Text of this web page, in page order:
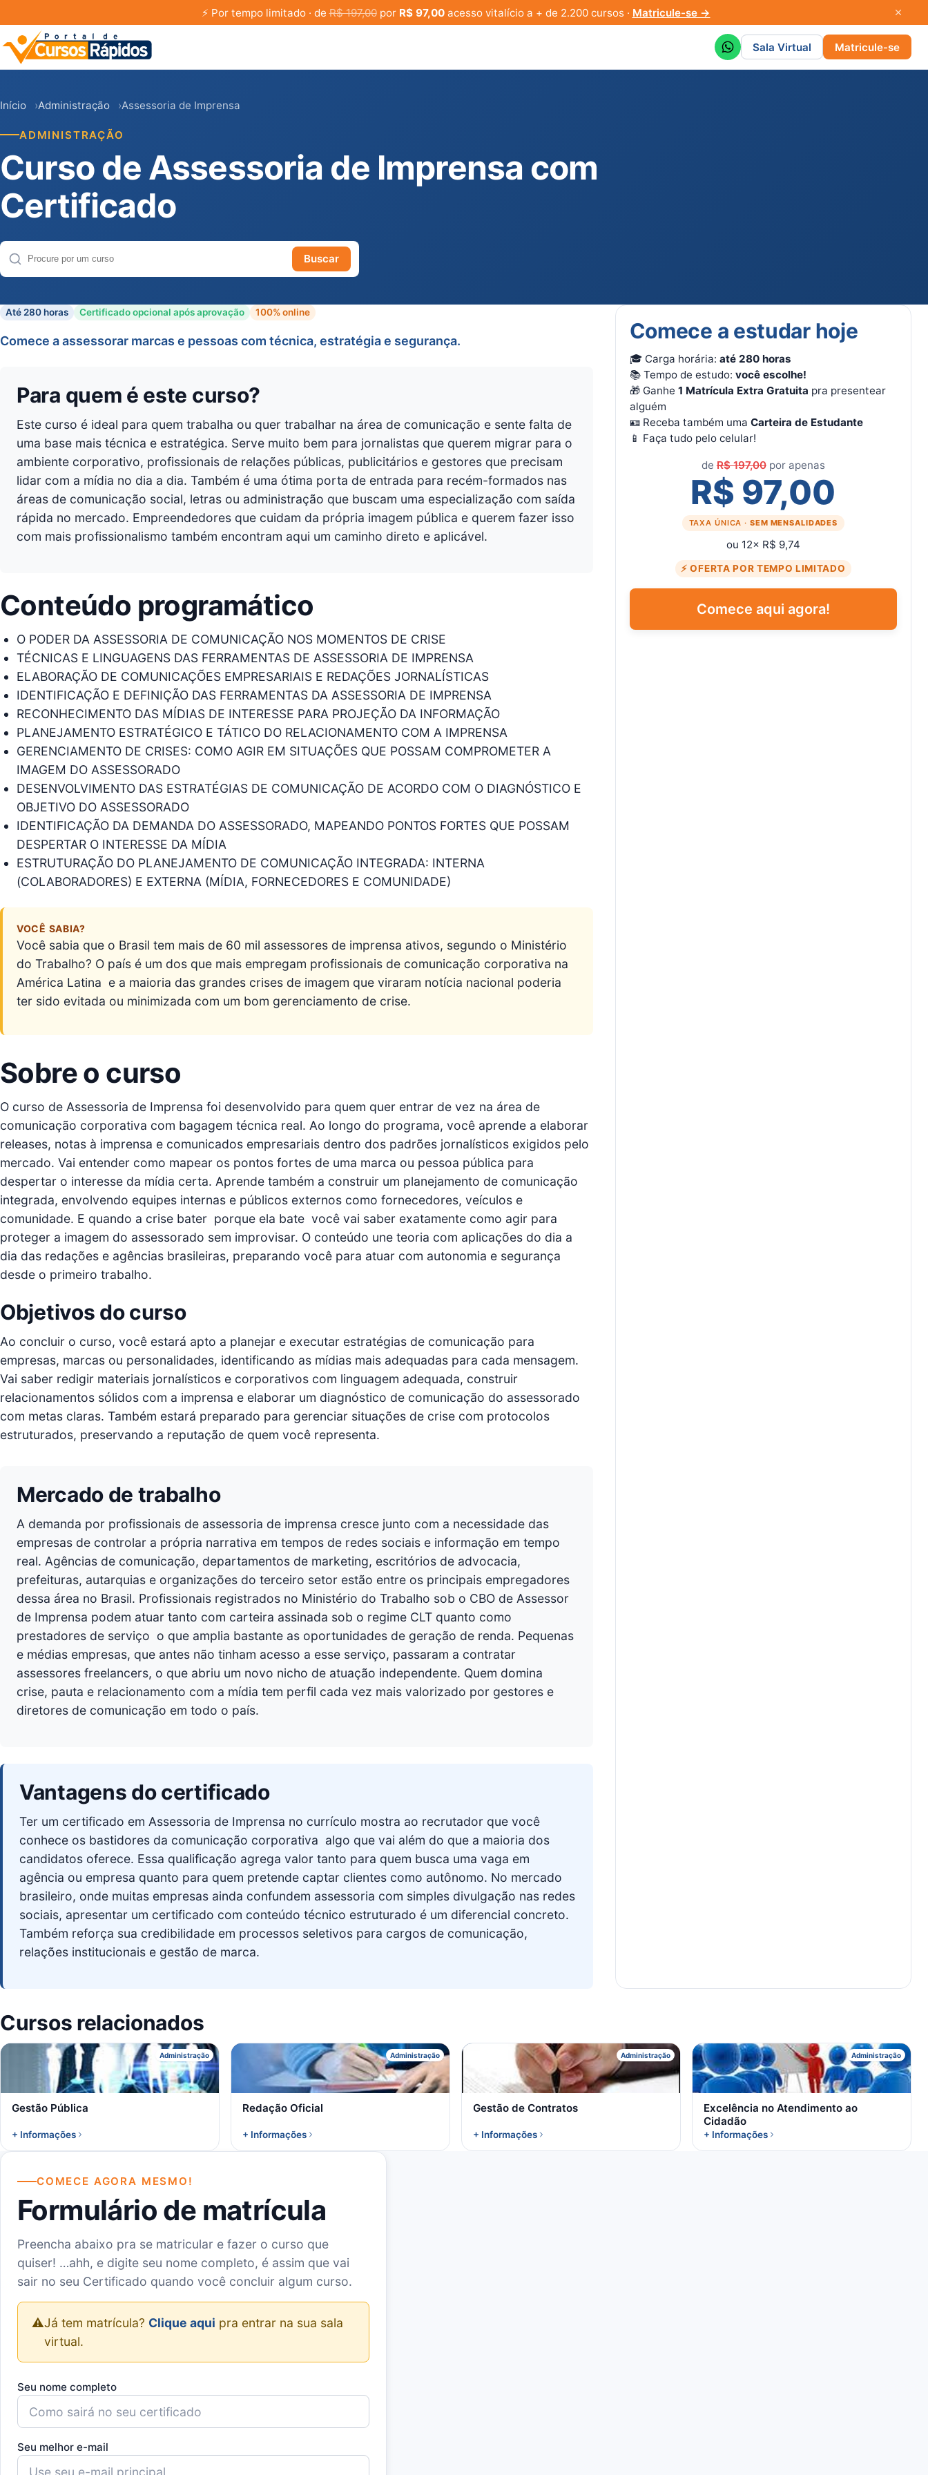
⚡ Por tempo limitado · deR$ 197,00por R$ 97,00acesso vitalício a + de 2.200 cursos · Matricule-se →
Sala Virtual Matricule-se
Início Administração Assessoria de Imprensa
ADMINISTRAÇÃO
Curso de Assessoria de Imprensa com
Certificado
Buscar cursos
Buscar
Até 280 horas Certificado opcional após aprovação 100% online
Comece a assessorar marcas e pessoas com técnica, estratégia e segurança.
Para quem é este curso?
Este curso é ideal para quem trabalha ou quer trabalhar na área de comunicação e sente falta de
uma base mais técnica e estratégica. Serve muito bem para jornalistas que querem migrar para o
ambiente corporativo, profissionais de relações públicas, publicitários e gestores que precisam
lidar com a mídia no dia a dia. Também é uma ótima porta de entrada para recém-formados nas
áreas de comunicação social, letras ou administração que buscam uma especialização com saída
rápida no mercado. Empreendedores que cuidam da própria imagem pública e querem fazer isso
com mais profissionalismo também encontram aqui um caminho direto e aplicável.
Conteúdo programático
O PODER DA ASSESSORIA DE COMUNICAÇÃO NOS MOMENTOS DE CRISE
TÉCNICAS E LINGUAGENS DAS FERRAMENTAS DE ASSESSORIA DE IMPRENSA
ELABORAÇÃO DE COMUNICAÇÕES EMPRESARIAIS E REDAÇÕES JORNALÍSTICAS
IDENTIFICAÇÃO E DEFINIÇÃO DAS FERRAMENTAS DA ASSESSORIA DE IMPRENSA
RECONHECIMENTO DAS MÍDIAS DE INTERESSE PARA PROJEÇÃO DA INFORMAÇÃO
PLANEJAMENTO ESTRATÉGICO E TÁTICO DO RELACIONAMENTO COM A IMPRENSA
GERENCIAMENTO DE CRISES: COMO AGIR EM SITUAÇÕES QUE POSSAM COMPROMETER A
IMAGEM DO ASSESSORADO
DESENVOLVIMENTO DAS ESTRATÉGIAS DE COMUNICAÇÃO DE ACORDO COM O DIAGNÓSTICO E
OBJETIVO DO ASSESSORADO
IDENTIFICAÇÃO DA DEMANDA DO ASSESSORADO, MAPEANDO PONTOS FORTES QUE POSSAM
DESPERTAR O INTERESSE DA MÍDIA
ESTRUTURAÇÃO DO PLANEJAMENTO DE COMUNICAÇÃO INTEGRADA: INTERNA
(COLABORADORES) E EXTERNA (MÍDIA, FORNECEDORES E COMUNIDADE)
VOCÊ SABIA?
Você sabia que o Brasil tem mais de 60 mil assessores de imprensa ativos, segundo o Ministério
do Trabalho? O país é um dos que mais empregam profissionais de comunicação corporativa na
América Latina  e a maioria das grandes crises de imagem que viraram notícia nacional poderia
ter sido evitada ou minimizada com um bom gerenciamento de crise.
Sobre o curso
O curso de Assessoria de Imprensa foi desenvolvido para quem quer entrar de vez na área de
comunicação corporativa com bagagem técnica real. Ao longo do programa, você aprende a elaborar
releases, notas à imprensa e comunicados empresariais dentro dos padrões jornalísticos exigidos pelo
mercado. Vai entender como mapear os pontos fortes de uma marca ou pessoa pública para
despertar o interesse da mídia certa. Aprende também a construir um planejamento de comunicação
integrada, envolvendo equipes internas e públicos externos como fornecedores, veículos e
comunidade. E quando a crise bater  porque ela bate  você vai saber exatamente como agir para
proteger a imagem do assessorado sem improvisar. O conteúdo une teoria com aplicações do dia a
dia das redações e agências brasileiras, preparando você para atuar com autonomia e segurança
desde o primeiro trabalho.
Objetivos do curso
Ao concluir o curso, você estará apto a planejar e executar estratégias de comunicação para
empresas, marcas ou personalidades, identificando as mídias mais adequadas para cada mensagem.
Vai saber redigir materiais jornalísticos e corporativos com linguagem adequada, construir
relacionamentos sólidos com a imprensa e elaborar um diagnóstico de comunicação do assessorado
com metas claras. Também estará preparado para gerenciar situações de crise com protocolos
estruturados, preservando a reputação de quem você representa.
Mercado de trabalho
A demanda por profissionais de assessoria de imprensa cresce junto com a necessidade das
empresas de controlar a própria narrativa em tempos de redes sociais e informação em tempo
real. Agências de comunicação, departamentos de marketing, escritórios de advocacia,
prefeituras, autarquias e organizações do terceiro setor estão entre os principais empregadores
dessa área no Brasil. Profissionais registrados no Ministério do Trabalho sob o CBO de Assessor
de Imprensa podem atuar tanto com carteira assinada sob o regime CLT quanto como
prestadores de serviço  o que amplia bastante as oportunidades de geração de renda. Pequenas
e médias empresas, que antes não tinham acesso a esse serviço, passaram a contratar
assessores freelancers, o que abriu um novo nicho de atuação independente. Quem domina
crise, pauta e relacionamento com a mídia tem perfil cada vez mais valorizado por gestores e
diretores de comunicação em todo o país.
Vantagens do certificado
Ter um certificado em Assessoria de Imprensa no currículo mostra ao recrutador que você
conhece os bastidores da comunicação corporativa  algo que vai além do que a maioria dos
candidatos oferece. Essa qualificação agrega valor tanto para quem busca uma vaga em
agência ou empresa quanto para quem pretende captar clientes como autônomo. No mercado
brasileiro, onde muitas empresas ainda confundem assessoria com simples divulgação nas redes
sociais, apresentar um certificado com conteúdo técnico estruturado é um diferencial concreto.
Também reforça sua credibilidade em processos seletivos para cargos de comunicação,
relações institucionais e gestão de marca.
Comece a estudar hoje
🎓 Carga horária: até 280 horas
📚 Tempo de estudo: você escolhe!
🎁 Ganhe 1 Matrícula Extra Gratuita pra presentear
alguém
🪪 Receba também uma Carteira de Estudante
📱 Faça tudo pelo celular!
deR$ 197,00por apenas
R$ 97,00
TAXA ÚNICA · SEM MENSALIDADES
ou 12× R$ 9,74
⚡ OFERTA POR TEMPO LIMITADO
Comece aqui agora!
Cursos relacionados
Administração
G
Gestão Pública
+ Informações
Administração
R
Redação Oficial
+ Informações
Administração
G
Gestão de Contratos
+ Informações
Administração
E
Excelência no Atendimento ao
Cidadão
+ Informações
COMECE AGORA MESMO!
Formulário de matrícula
Preencha abaixo pra se matricular e fazer o curso que
quiser! …ahh, e digite seu nome completo, é assim que vai
sair no seu Certificado quando você concluir algum curso.
⚠️Já tem matrícula? Clique aqui pra entrar na sua sala
virtual.
Seu nome completo
Seu melhor e-mail